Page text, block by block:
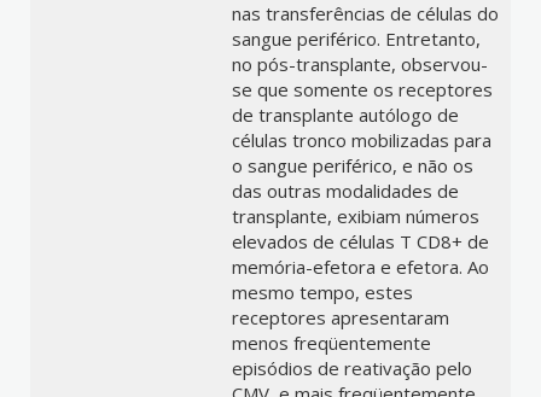
nas transferências de células do
sangue periférico. Entretanto,
no pós-transplante, observou-
se que somente os receptores
de transplante autólogo de
células tronco mobilizadas para
o sangue periférico, e não os
das outras modalidades de
transplante, exibiam números
elevados de células T CD8+ de
memória-efetora e efetora. Ao
mesmo tempo, estes
receptores apresentaram
menos freqüentemente
episódios de reativação pelo